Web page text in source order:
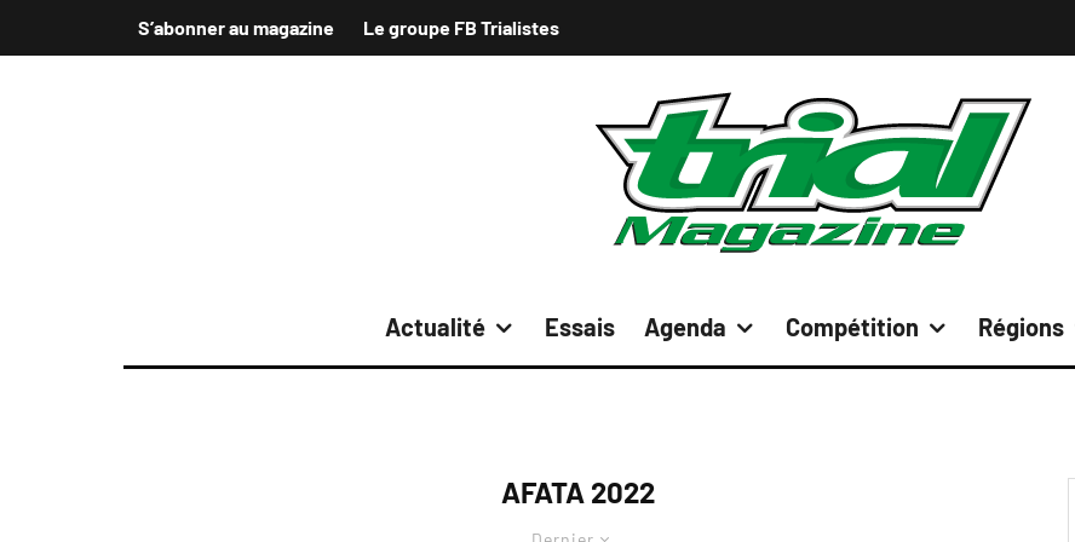
S’abonner au magazine Le groupe FB Trialistes
Actualité Essais Agenda Compétition Régions
AFATA 2022